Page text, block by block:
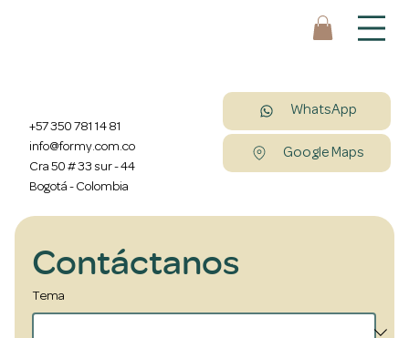
+57 350 781 14 81
info@formy.com.co
Cra 50 # 33 sur - 44
Bogotá - Colombia
WhatsApp
Google Maps
Contáctanos
Tema